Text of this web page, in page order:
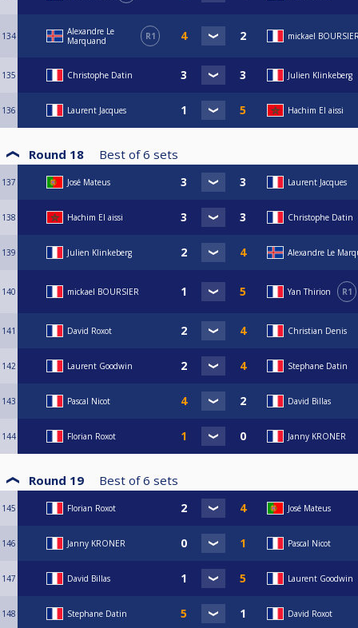
134
Alexandre Le
Marquand
R1 mickael
135 Christophe Datin Julien Klinkeberg
136 Laurent Jacques Hachim El aissi
Round 18 Best of6 sets
137 José Mateus Laurent Jacques
138 Hachim El aissi Christophe Datin
139 Julien Klinkeberg Alexandre Le
140 mickael BOURSIER Yan Thirion R1
141 David Roxot Christian Denis
142 Laurent Goodwin Stephane Datin
143 Pascal Nicot David Billas
144 Florian Roxot Janny KRONER
Round 19 Best of6 sets
145 Florian Roxot José Mateus
146 Janny KRONER Pascal Nicot
147 David Billas Laurent Goodwin
148 Stephane Datin David Roxot